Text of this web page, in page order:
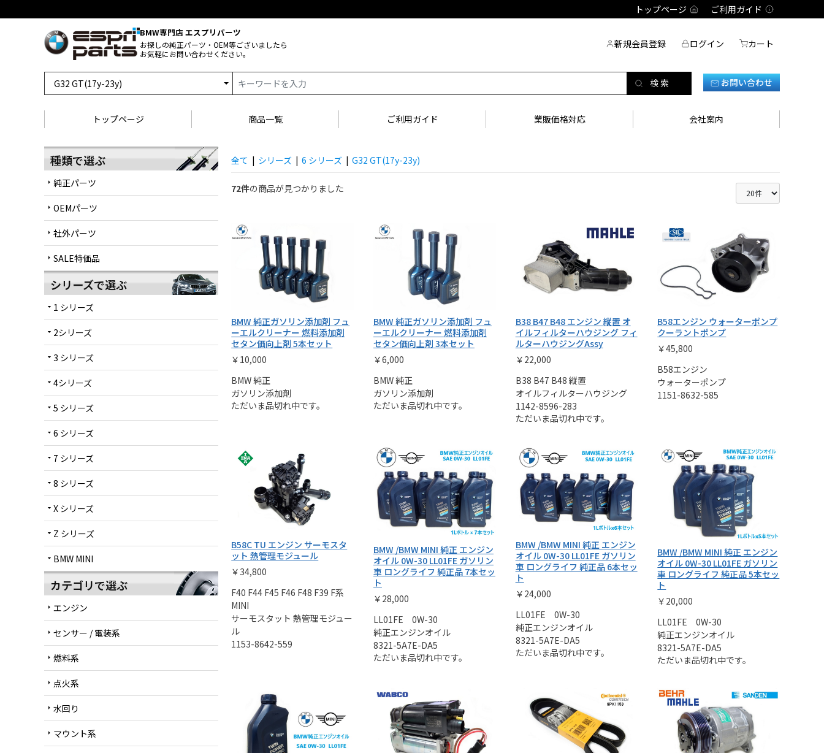
トップページ ご利用ガイド
BMW専門店 エスプリパーツ
お探しの純正パーツ・OEM等ございましたら
お気軽にお問い合わせください。
新規会員登録 ログイン カート
お問い合わせ
トップページ 商品一覧 ご利用ガイド 業販価格対応 会社案内
種類で選ぶ
arrow_right 純正パーツ
arrow_right OEMパーツ
arrow_right 社外パーツ
arrow_right SALE特価品
シリーズで選ぶ
arrow_drop_down 1 シリーズ
arrow_drop_down 2シリーズ
arrow_drop_down 3 シリーズ
arrow_drop_down 4シリーズ
arrow_drop_down 5 シリーズ
arrow_drop_down 6 シリーズ
arrow_drop_down 7 シリーズ
arrow_drop_down 8 シリーズ
arrow_drop_down X シリーズ
arrow_drop_down Z シリーズ
arrow_drop_down BMW MINI
カテゴリで選ぶ
arrow_right エンジン
arrow_right センサー / 電装系
arrow_right 燃料系
arrow_right 点火系
arrow_right 水回り
arrow_right マウント系
全て | シリーズ | 6 シリーズ | G32 GT(17y-23y)
72件の商品が見つかりました
BMW 純正ガソリン添加剤 フュ
ーエルクリーナー 燃料添加剤
セタン価向上剤 5本セット
￥10,000
BMW 純正
ガソリン添加剤
ただいま品切れ中です。
BMW 純正ガソリン添加剤 フュ
ーエルクリーナー 燃料添加剤
セタン価向上剤 3本セット
￥6,000
BMW 純正
ガソリン添加剤
ただいま品切れ中です。
B38 B47 B48 エンジン 縦置 オ
イルフィルターハウジング フィ
ルターハウジングAssy
￥22,000
B38 B47 B48 縦置
オイルフィルターハウジング
1142-8596-283
ただいま品切れ中です。
B58エンジン ウォーターポンプ
クーラントポンプ
￥45,800
B58エンジン
ウォーターポンプ
1151-8632-585
B58C TU エンジン サーモスタ
ット 熱管理モジュール
￥34,800
F40 F44 F45 F46 F48 F39 F系
MINI
サーモスタット 熱管理モジュー
ル
1153-8642-559
BMW /BMW MINI 純正 エンジン
オイル 0W-30 LL01FE ガソリン
車 ロングライフ 純正品 7本セッ
ト
￥28,000
LL01FE 0W-30
純正エンジンオイル
8321-5A7E-DA5
ただいま品切れ中です。
BMW /BMW MINI 純正 エンジン
オイル 0W-30 LL01FE ガソリン
車 ロングライフ 純正品 6本セッ
ト
￥24,000
LL01FE 0W-30
純正エンジンオイル
8321-5A7E-DA5
ただいま品切れ中です。
BMW /BMW MINI 純正 エンジン
オイル 0W-30 LL01FE ガソリン
車 ロングライフ 純正品 5本セッ
ト
￥20,000
LL01FE 0W-30
純正エンジンオイル
8321-5A7E-DA5
ただいま品切れ中です。